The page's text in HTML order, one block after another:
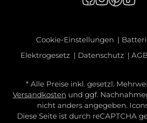
Cookie-Einstellungen
Elektrogesetz
Datenschutz
* Alle Preise inkl. gesetzl.
Versandkosten und ggf.
nicht anders angegeben.
Diese Seite ist durch reCAPTCHA